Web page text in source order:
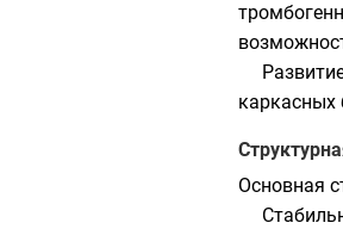
каркасных
Основная